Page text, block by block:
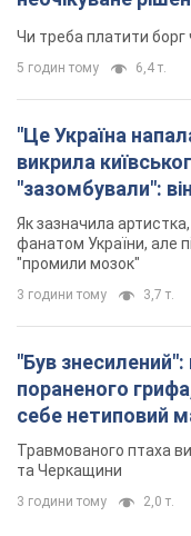
Як зазначила
"промили мозок"
3 години тому 3,7 т.
"Був знесилений":
пораненого
себе нетиповий
Травмованого птаха
та Черкащини